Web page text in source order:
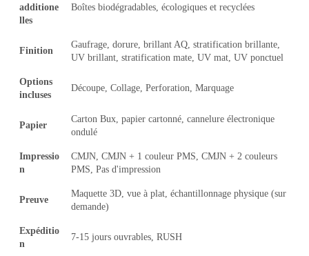
additione
lles
Boîtes biodégradables, écologiques et recyclées
Finition
Gaufrage, dorure, brillant AQ, stratification brillante,
UV brillant, stratification mate, UV mat, UV ponctuel
Options
incluses
Découpe, Collage, Perforation, Marquage
Papier
Carton Bux, papier cartonné, cannelure électronique
ondulé
Impressio
n
CMJN, CMJN + 1 couleur PMS, CMJN + 2 couleurs
PMS, Pas d'impression
Preuve
Maquette 3D, vue à plat, échantillonnage physique (sur
demande)
Expéditio
n
7-15 jours ouvrables, RUSH